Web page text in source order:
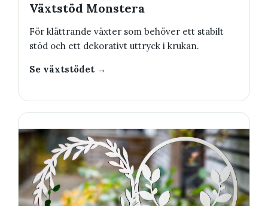
Växtstöd Monstera
För klättrande växter som behöver ett stabilt
stöd och ett dekorativt uttryck i krukan.
Se växtstödet →